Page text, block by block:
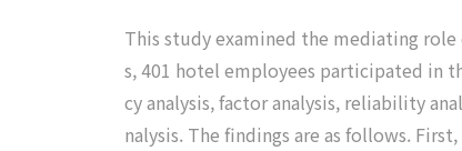
This study examined the mediating
s, 401 hotel employees participated in
cy analysis, factor analysis, reliability
nalysis. The findings are as follows.